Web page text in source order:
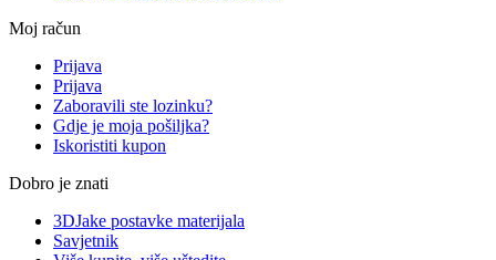
Moj račun
Prijava
Prijava
Zaboravili ste lozinku?
Gdje je moja pošiljka?
Iskoristiti kupon
Dobro je znati
3DJake postavke materijala
Savjetnik